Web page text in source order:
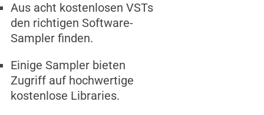
Aus acht kostenlosen VSTs
den richtigen Software-
Sampler finden.
Einige Sampler bieten
Zugriff auf hochwertige
kostenlose Libraries.